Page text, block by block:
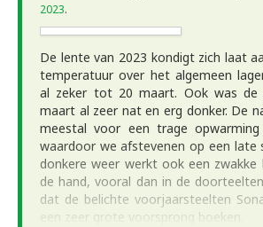
2023.
De lente van 2023 kondigt zich laat
temperatuur over het algemeen
al zeker tot 20 maart. Ook was de
maart al zeer nat en erg donker. De
meestal voor een trage
waardoor we afstevenen op een late
donkere weer werkt ook een zwakke
de hand, vooral dan in de
dat de belichte voorjaarsteelten
een zeer grote voorsprong boeken.